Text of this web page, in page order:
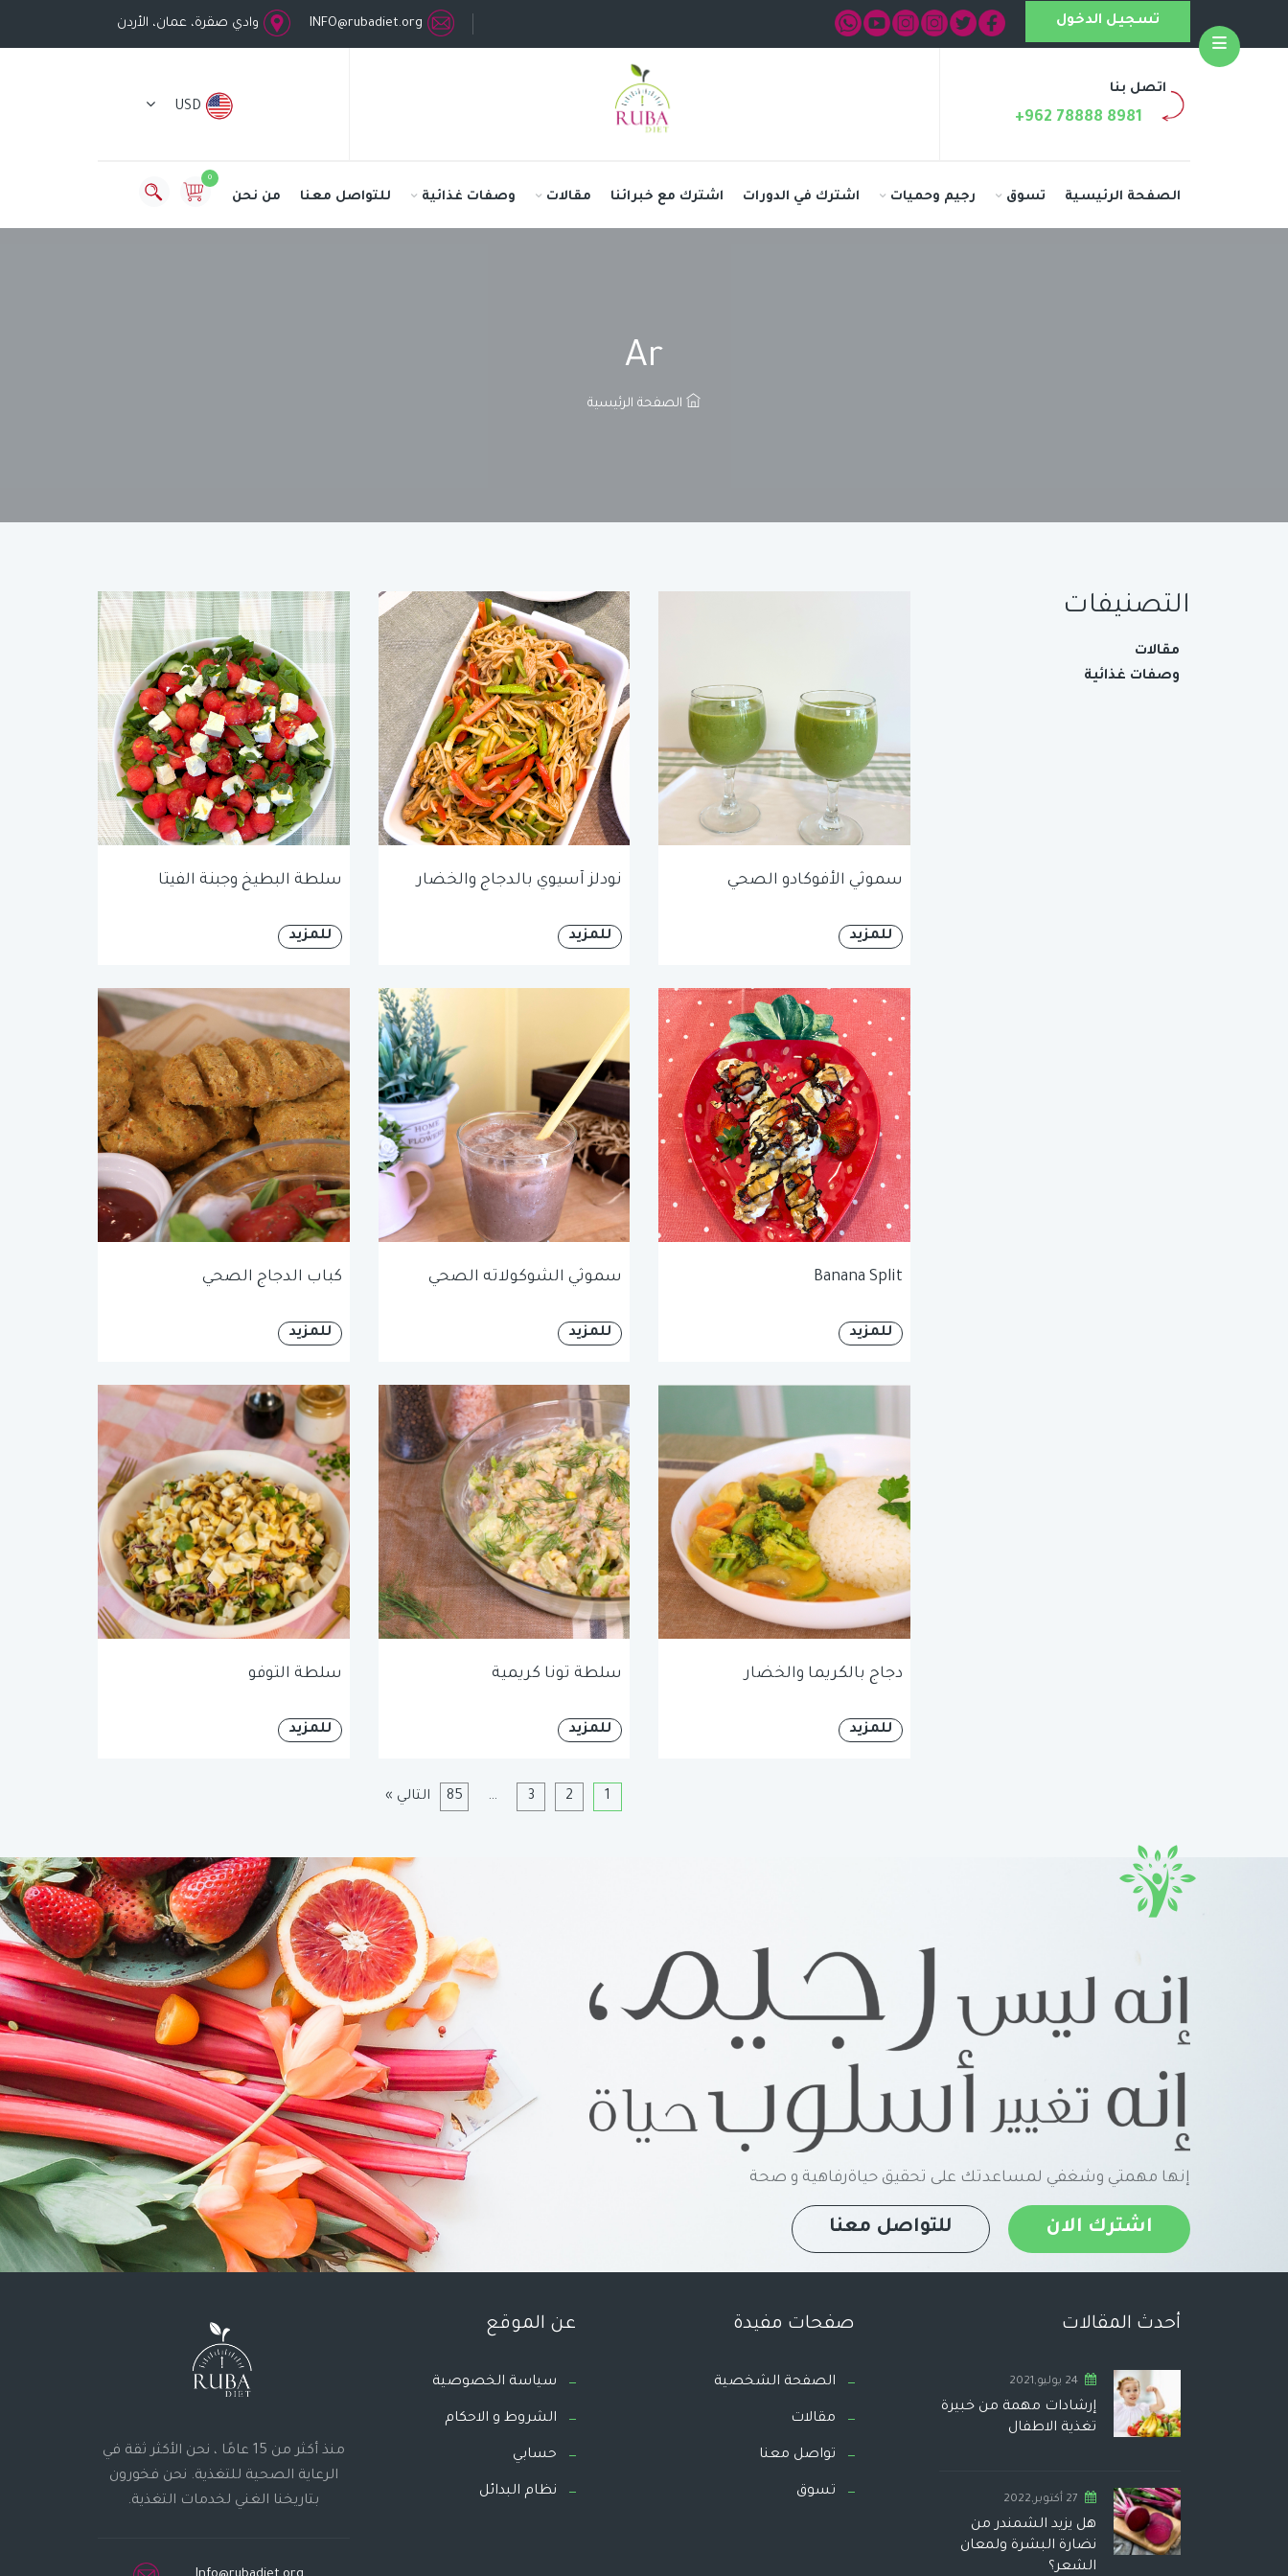
INFO@rubadiet.org وادي صقرة، عمان، الأردن تسجيل الدخول
اتصل بنا
+962 78888 8981
USD
0
الصفحة الرئيسية تسوق رجيم وحميات اشترك في الدورات اشترك مع خبرائنا مقالات وصفات غذائية للتواصل معنا من نحن
Ar
الصفحة الرئيسية
التصنيفات
مقالات
وصفات غذائية
سموثي الأفوكادو الصحي
للمزيد
نودلز آسيوي بالدجاج والخضار
للمزيد
سلطة البطيخ وجبنة الفيتا
للمزيد
Banana Split
للمزيد
سموثي الشوكولاته الصحي
للمزيد
كباب الدجاج الصحي
للمزيد
دجاج بالكريما والخضار
للمزيد
سلطة تونا كريمية
للمزيد
سلطة التوفو
للمزيد
1
2
3
…
85 التالي »
إنها مهمتي وشغفي لمساعدتك على تحقيق حياةرفاهية و صحة
اشترك الان للتواصل معنا
أحدث المقالات
24 يوليو,2021
إرشادات مهمة من خبيرة
تغذية الاطفال
27 أكتوبر,2022
هل يزيد الشمندر من
نضارة البشرة ولمعان
الشعر؟
صفحات مفيدة
الصفحة الشخصية
مقالات
تواصل معنا
تسوق
عن الموقع
سياسة الخصوصية
الشروط و الاحكام
حسابي
نظام البدائل
منذ أكثر من 15 عامًا ، نحن الأكثر ثقة في
الرعاية الصحية للتغذية. نحن فخورون
بتاريخنا الغني لخدمات التغذية.